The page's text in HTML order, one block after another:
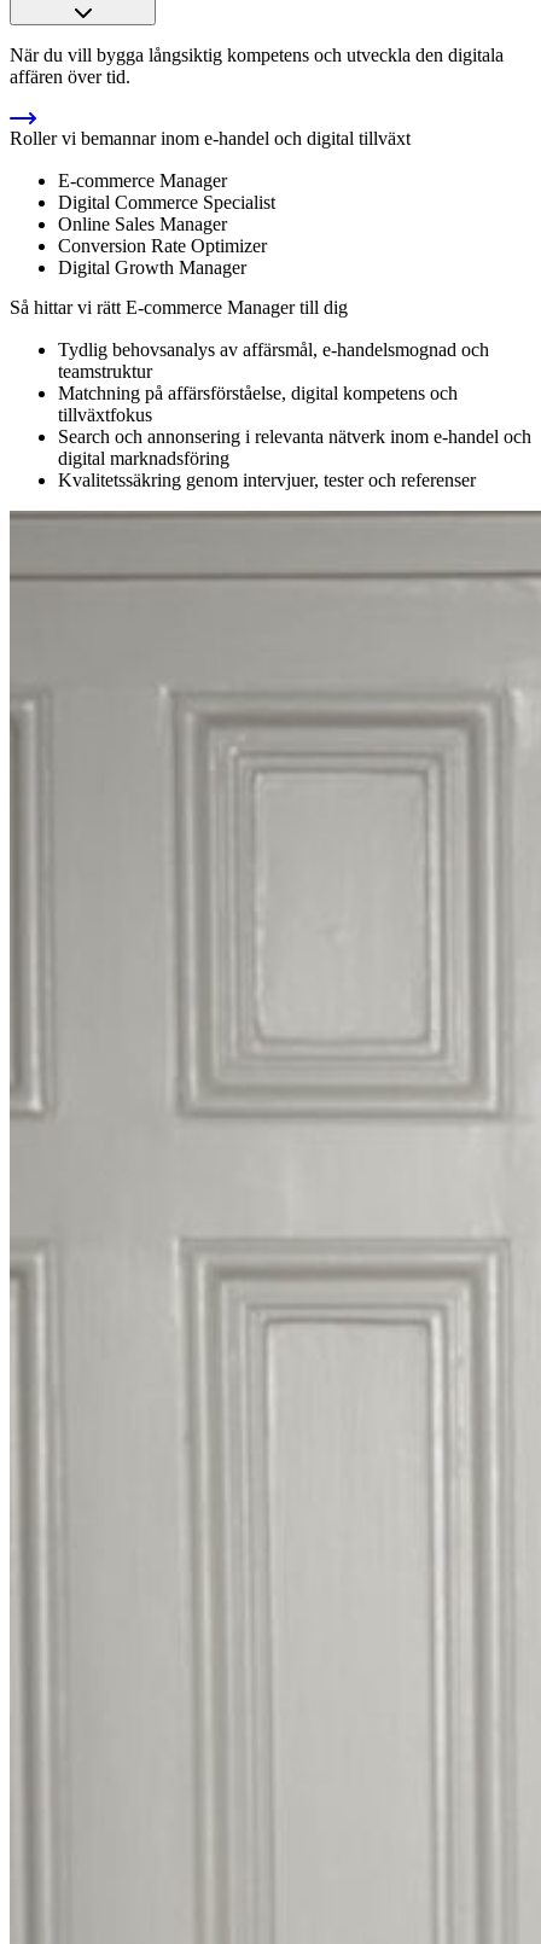
När du vill bygga långsiktig kompetens och utveckla den digitala
affären över tid.
Roller vi bemannar inom e-handel och digital tillväxt
E-commerce Manager
Digital Commerce Specialist
Online Sales Manager
Conversion Rate Optimizer
Digital Growth Manager
Så hittar vi rätt E-commerce Manager till dig
Tydlig behovsanalys av affärsmål, e-handelsmognad och
teamstruktur
Matchning på affärsförståelse, digital kompetens och
tillväxtfokus
Search och annonsering i relevanta nätverk inom e-handel och
digital marknadsföring
Kvalitetssäkring genom intervjuer, tester och referenser